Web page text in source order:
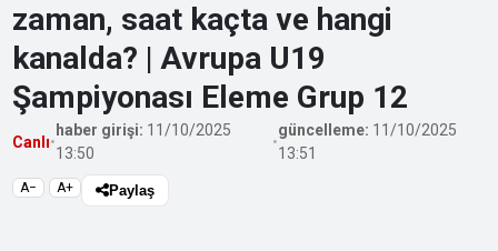
zaman, saat kaçta ve hangi
kanalda? | Avrupa U19
Şampiyonası Eleme Grup 12
Canlı•
haber girişi: 11/10/2025
13:50
•
güncelleme: 11/10/2025
13:51
A− A+ Paylaş